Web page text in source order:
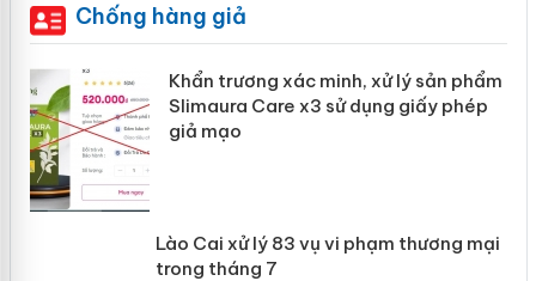
Chống hàng giả
Khẩn trương xác minh, xử lý sản phẩm
Slimaura Care x3 sử dụng giấy phép
giả mạo
Lào Cai xử lý 83 vụ vi phạm thương
mại trong tháng 7